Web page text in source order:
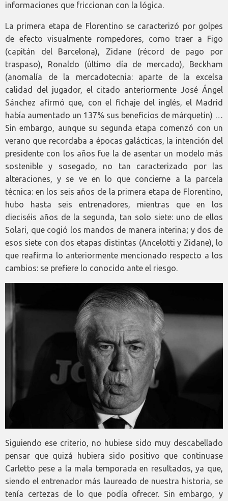
informaciones que friccionan con la lógica.
La primera etapa de Florentino se caracterizó por golpes
de efecto visualmente rompedores, como traer a Figo
(capitán del Barcelona), Zidane (récord de pago por
traspaso), Ronaldo (último día de mercado), Beckham
(anomalía de la mercadotecnia: aparte de la excelsa
calidad del jugador, el citado anteriormente José Ángel
Sánchez afirmó que, con el fichaje del inglés, el Madrid
había aumentado un 137% sus beneficios de márquetin) …
Sin embargo, aunque su segunda etapa comenzó con un
verano que recordaba a épocas galácticas, la intención del
presidente con los años fue la de asentar un modelo más
sostenible y sosegado, no tan caracterizado por las
alteraciones, y se ve en lo que concierne a la parcela
técnica: en los seis años de la primera etapa de Florentino,
hubo hasta seis entrenadores, mientras que en los
dieciséis años de la segunda, tan solo siete: uno de ellos
Solari, que cogió los mandos de manera interina; y dos de
esos siete con dos etapas distintas (Ancelotti y Zidane), lo
que reafirma lo anteriormente mencionado respecto a los
cambios: se prefiere lo conocido ante el riesgo.
Siguiendo ese criterio, no hubiese sido muy descabellado
pensar que quizá hubiera sido positivo que continuase
Carletto pese a la mala temporada en resultados, ya que,
siendo el entrenador más laureado de nuestra historia, se
tenía certezas de lo que podía ofrecer. Sin embargo, y